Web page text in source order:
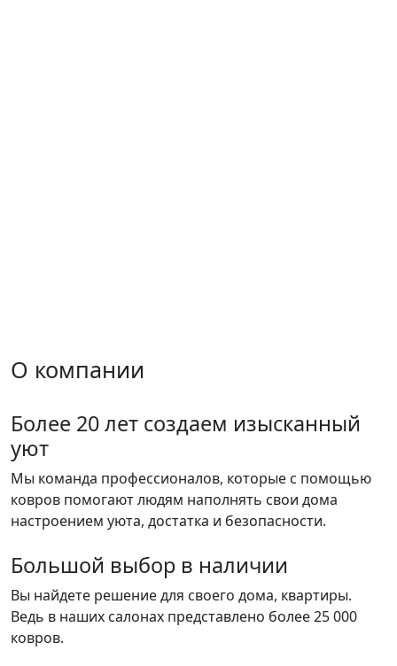
О компании
Более 20 лет создаем изысканный
уют
Мы команда профессионалов, которые с помощью
ковров помогают людям наполнять свои дома
настроением уюта, достатка и безопасности.
Большой выбор в наличии
Вы найдете решение для своего дома, квартиры.
Ведь в наших салонах представлено более 25 000
ковров.